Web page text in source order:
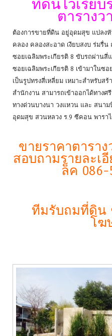
ที่ดินไว้เรีย
ตารางว
ต้องการขายที่ดิน อยู่อุดมสุข แปลง
คลอง คลองสะอาด เงียบสงบ ร่มรื่
ซอยเฉลิมพระเกียรติ 8 ขับรถผ่านสี่
ซอยเฉลิมพระเกียรติ 8 เข้ามาใน
เป็นรูปทรงสี่เหลี่ยม เหมาะสำหรับ
สำนักงาน สามารถเข้าออกได้ทาง
ทางด่วนบางนา วงแหวน และ สนา
อุดมสุข สวนหลวง ร.9 ซีคอน พารา
ขายราคาตารา
สอบถามรายละเ
ล็ค 086-
ทีมรับถมที่ดิน
โฆ